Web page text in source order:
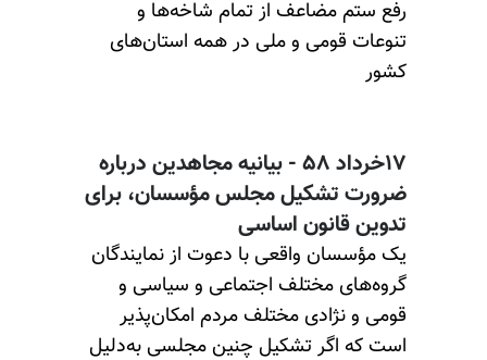
رفع ستم مضاعف از تمام شاخه‌ها و
تنوعات قومی و ملی در همه استان‌های
کشور
۱۷خرداد ۵۸ - بیانیه مجاهدین درباره
ضرورت تشکیل مجلس مؤسسان، برای
تدوین قانون‌ اساسی
یک مؤسسان واقعی با دعوت از نمایندگان
گروه‌های مختلف اجتماعی و سیاسی و
قومی و نژادی مختلف مردم امکان‌پذیر
است که اگر تشکیل چنین مجلسی به‌دلیل